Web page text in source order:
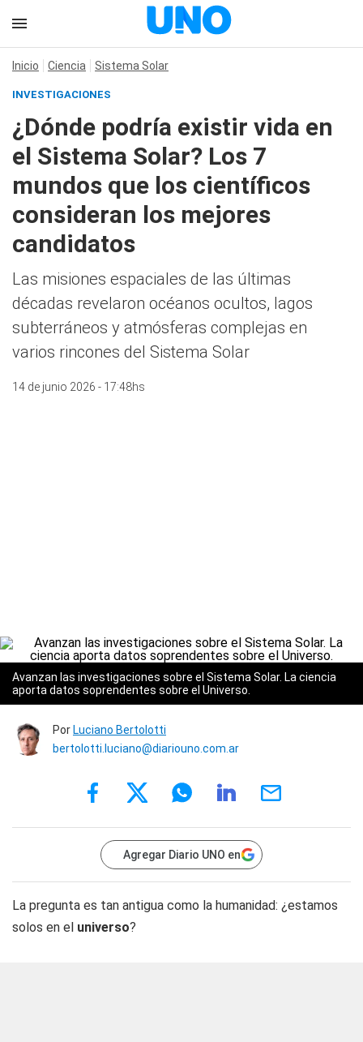
Inicio Ciencia Sistema Solar
INVESTIGACIONES
¿Dónde podría existir vida en
el Sistema Solar? Los 7
mundos que los científicos
consideran los mejores
candidatos
Las misiones espaciales de las últimas
décadas revelaron océanos ocultos, lagos
subterráneos y atmósferas complejas en
varios rincones del Sistema Solar
14 de junio 2026 - 17:48hs
Avanzan las investigaciones sobre el Sistema Solar. La ciencia
aporta datos soprendentes sobre el Universo.
Por Luciano Bertolotti
bertolotti.luciano@diariouno.com.ar
Agregar Diario UNO en
La pregunta es tan antigua como la humanidad: ¿estamos
solos en el universo?